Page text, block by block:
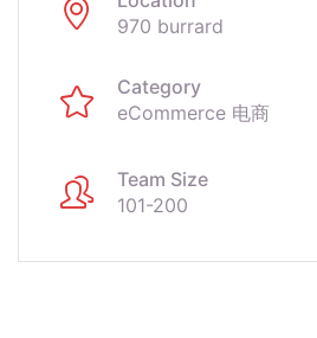
970 burrard
Category
eCommerce 电商
Team Size
101-200